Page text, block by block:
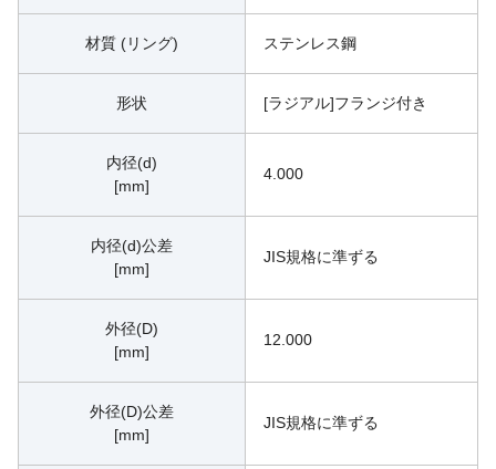
材質 (リング) ステンレス鋼
形状 [ラジアル]フランジ付き
内径(d)
[mm]
4.000
内径(d)公差
[mm]
JIS規格に準ずる
外径(D)
[mm]
12.000
外径(D)公差
[mm]
JIS規格に準ずる